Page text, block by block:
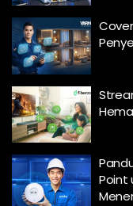
Point